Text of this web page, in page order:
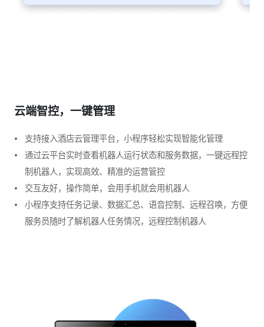
云端智控，一键管理
支持接入酒店云管理平台，小程序轻松实现智能化管理
通过云平台实时查看机器人运行状态和服务数据，一键远程控
制机器人，实现高效、精准的运营管控
交互友好，操作简单，会用手机就会用机器人
小程序支持任务记录、数据汇总、语音控制、远程召唤，方便
服务员随时了解机器人任务情况，远程控制机器人